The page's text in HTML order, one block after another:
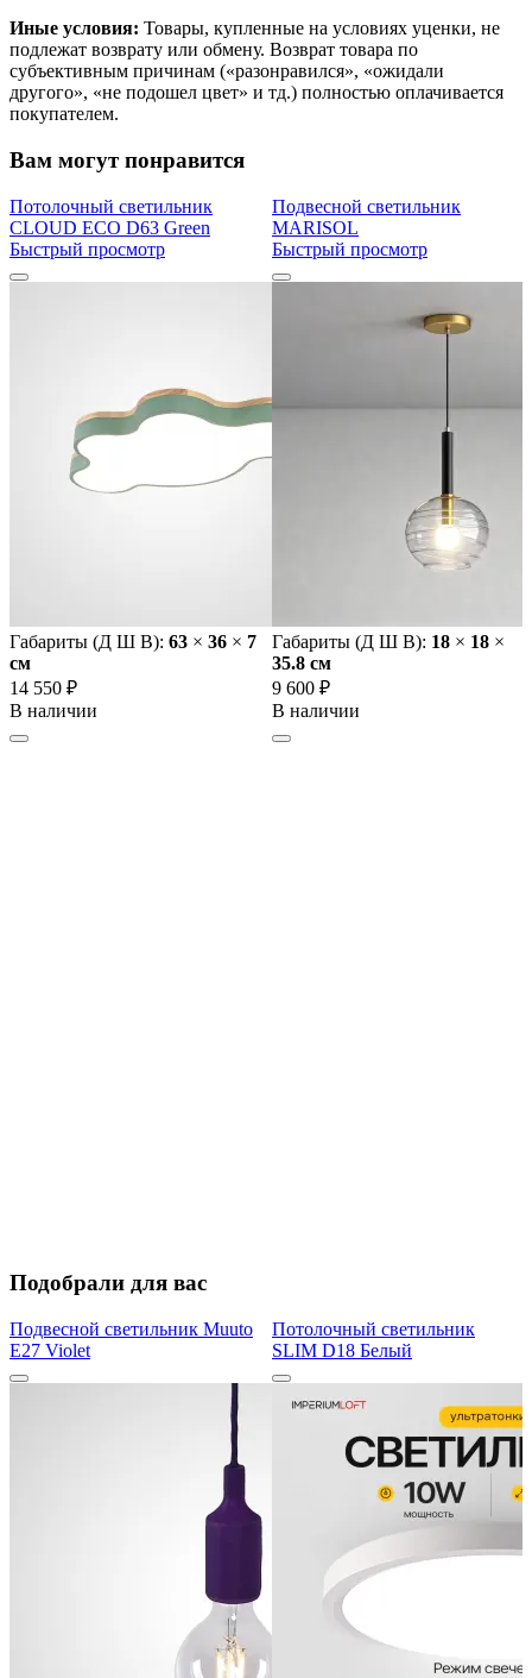
Иные условия: Товары, купленные на условиях уценки, не
подлежат возврату или обмену. Возврат товара по
субъективным причинам («разонравился», «ожидали
другого», «не подошел цвет» и тд.) полностью оплачивается
покупателем.
Вам могут понравится
Потолочный светильник
CLOUD ECO D63 Green
Быстрый просмотр
Габариты (Д Ш В): 63 × 36 × 7
cм
14 550 ₽
В наличии
Подвесной светильник
MARISOL
Быстрый просмотр
Габариты (Д Ш В): 18 × 18 ×
35.8 cм
9 600 ₽
В наличии
Подобрали для вас
Подвесной светильник Muuto
E27 Violet
Потолочный светильник
SLIM D18 Белый